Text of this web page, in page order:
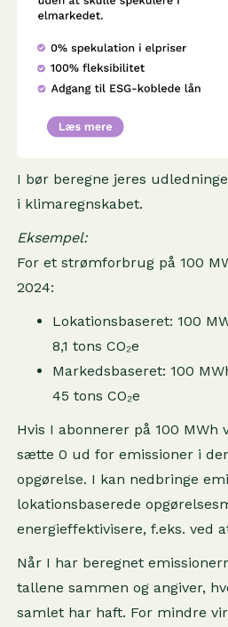
I bør beregne jeres
i klimaregnskabet.
Eksempel:
For et strømforbrug på 100
2024:
Lokationsbaseret: 100
8,1 tons CO₂e
Markedsbaseret: 100
45 tons CO₂e
Hvis I abonnerer på 100 MWh
sætte 0 ud for emissioner i
opgørelse. I kan nedbringe
lokationsbaserede
energieffektivisere, f.eks. ved
Når I har beregnet
tallene sammen og angiver,
samlet har haft. For mindre